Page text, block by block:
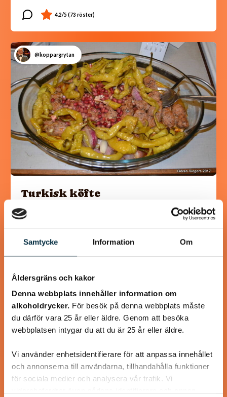
Samtycke Information Om
Åldersgräns och kakor
Denna webbplats innehåller information om
alkoholdrycker. För besök på denna webbplats måste
du därför vara 25 år eller äldre. Genom att besöka
webbplatsen intygar du att du är 25 år eller äldre.
Vi använder enhetsidentifierare för att anpassa innehållet
och annonserna till användarna, tillhandahålla funktioner
för sociala medier och analysera vår trafik. Vi
@koppargrytan
Turkisk köfte
En längtan till Turkisk mat
@heartfriend